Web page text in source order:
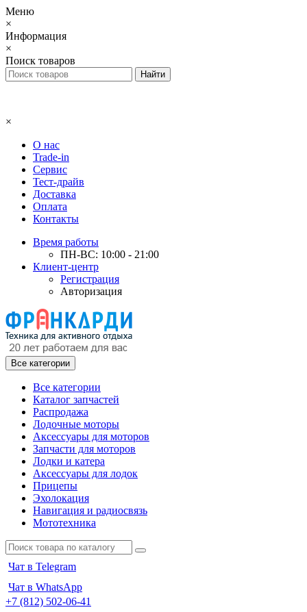
Меню
×
Информация
×
Поиск товаров
×
О нас
Trade-in
Сервис
Тест-драйв
Доставка
Оплата
Контакты
Время работы
ПН-ВС: 10:00 - 21:00
Клиент-центр
Регистрация
Авторизация
Все категории
Все категории
Каталог запчастей
Распродажа
Лодочные моторы
Аксессуары для моторов
Запчасти для моторов
Лодки и катера
Аксессуары для лодок
Прицепы
Эхолокация
Навигация и радиосвязь
Мототехника
Чат в Telegram
Чат в WhatsApp
+7 (812) 502-06-41